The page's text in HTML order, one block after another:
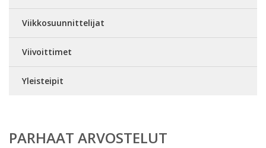
Viikkosuunnittelijat
Viivoittimet
Yleisteipit
PARHAAT ARVOSTELUT